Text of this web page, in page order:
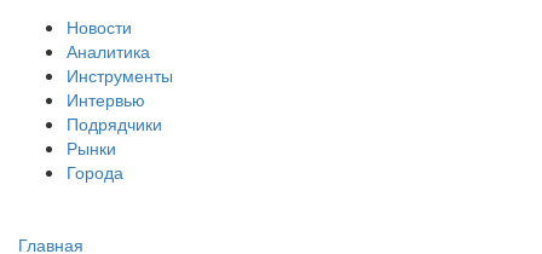
Новости
Аналитика
Инструменты
Интервью
Подрядчики
Рынки
Города
Главная